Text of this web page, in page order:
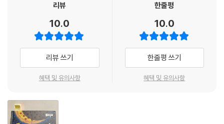
해 재미있는 캐릭터를 탄생시켰습니다. 서사의 재미를 그대로 구현한 그림
의 세계관이 이 책의 장점을 더욱 살리고 있습니다.
미국의 베스트셀러 작가 맥 바넷, 한국의 꿈틀책방에 오는 이유는?
맥 바넷은 비영리 글쓰기 및 교사 양성소인 ‘826LA 이사회’에서도 활동하
고 있습니다. 아이들에게 글쓰기를 가르치는 단체입니다. 늘 책이 나오면
판교에 있는 현대어린이책미술관의 초청으로 한국에 옵니다. 그중 하루인
6월 20일, 김포의 작은 책방인 꿈틀책방에 방문할 예정입니다. 이 책의 번
- [어린이도서관 게시판]
- [키커스 리뷰]
- [북리스트]
리뷰
10.0
리뷰 쓰기
혜택 및 유의사항
한줄평
10.0
한줄평 쓰기
혜택 및 유의사항